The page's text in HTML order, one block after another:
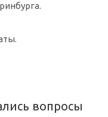
вопросы